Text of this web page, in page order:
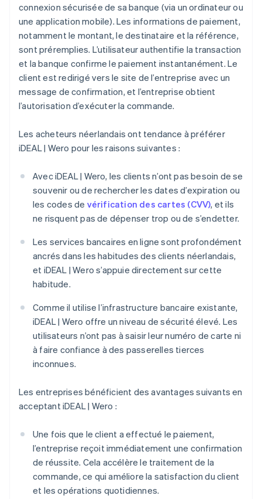
connexion sécurisée de sa banque (via un ordinateur ou
une application mobile). Les informations de paiement,
notamment le montant, le destinataire et la référence,
sont préremplies. L’utilisateur authentifie la transaction
et la banque confirme le paiement instantanément. Le
client est redirigé vers le site de l’entreprise avec un
message de confirmation, et l’entreprise obtient
l’autorisation d’exécuter la commande.
Les acheteurs néerlandais ont tendance à préférer
iDEAL | Wero pour les raisons suivantes :
Avec iDEAL | Wero, les clients n’ont pas besoin de se
souvenir ou de rechercher les dates d’expiration ou
les codes de vérification des cartes (CVV), et ils
ne risquent pas de dépenser trop ou de s’endetter.
Les services bancaires en ligne sont profondément
ancrés dans les habitudes des clients néerlandais,
et iDEAL | Wero s’appuie directement sur cette
habitude.
Comme il utilise l’infrastructure bancaire existante,
iDEAL | Wero offre un niveau de sécurité élevé. Les
utilisateurs n’ont pas à saisir leur numéro de carte ni
à faire confiance à des passerelles tierces
inconnues.
Les entreprises bénéficient des avantages suivants en
acceptant iDEAL | Wero :
Une fois que le client a effectué le paiement,
l’entreprise reçoit immédiatement une confirmation
de réussite. Cela accélère le traitement de la
commande, ce qui améliore la satisfaction du client
et les opérations quotidiennes.